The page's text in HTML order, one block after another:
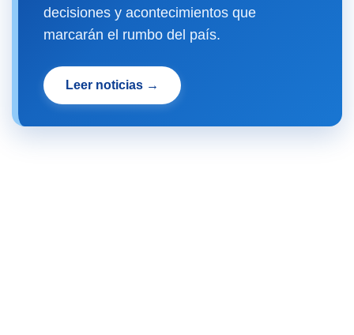
decisiones y acontecimientos que
marcarán el rumbo del país.
Leer noticias →